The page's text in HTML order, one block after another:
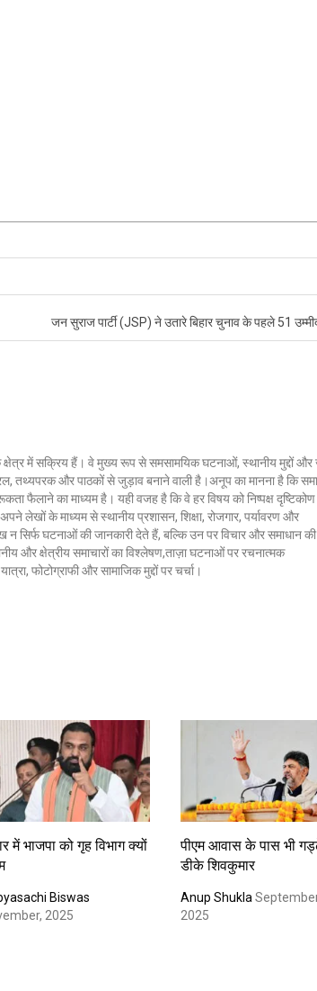
जन सुराज पार्टी (JSP) ने उतारे बिहार चुनाव के पहले 51
में सक्रिय हैं। वे मुख्य रूप से समसामयिक घटनाओं, स्थानीय मुद्दों और
और पाठकों से जुड़ाव बनाने वाली है।अनूप का मानना है कि
फैलाने का माध्यम है। यही वजह है कि वे हर विषय को निष्पक्ष
के माध्यम से स्थानीय प्रशासन, शिक्षा, रोजगार, पर्यावरण और
घटनाओं की जानकारी देते हैं, बल्कि उन पर विचार और समाधान की
और क्षेत्रीय समाचारों का विश्लेषण,ताज़ा घटनाओं पर रचनात्मक
फोटोग्राफी और सामाजिक मुद्दों पर चर्चा।
में भाजपा को गृह विभाग क्यों
Biswas
2025
पीएम आवास के पास भी
डीके शिवकुमार
Anup Shukla
2025